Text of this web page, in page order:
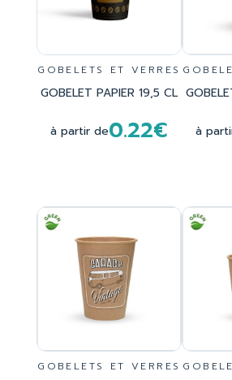
GOBELETS ET VERRES
GOBELET PAPIER 19,5 CL
à partir de0.22€ à
GOBELETS ET VERRES